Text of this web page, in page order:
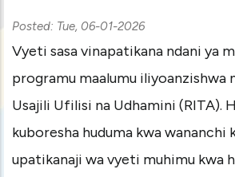
Posted: Tue, 06-01-2026
Vyeti sasa vinapatikana ndani ya
programu maalumu iliyoanzishwa
Usajili Ufilisi na Udhamini (RITA).
kuboresha huduma kwa wananchi
upatikanaji wa vyeti muhimu kwa